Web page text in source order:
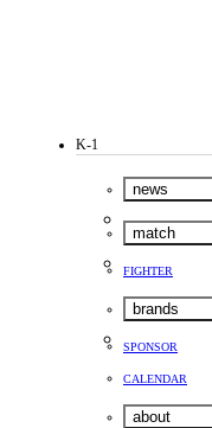
K-1
news
match
FIGHTER
brands
SPONSOR
CALENDAR
about